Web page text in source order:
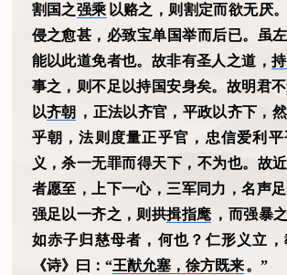
割国之强乘 以赂之，则割定而欲无厌
侵之愈甚，必致宝单国举而后已。虽
能以此道免者也。故非有圣人之道，
事之，则不足以持国安身矣。故明君不
以齐朝 ，正法以齐官，平政以齐下，
乎朝，法则度量正乎官，忠信爱利
义，杀一无罪而得天下，不为也。故
者愿至，上下一心，三军同力，名声
强足以一齐之，则拱揖指麾 ，而强暴
如赤子归慈母者，何也？仁形义立
《诗》曰：“王猷允塞，徐方既来 。”